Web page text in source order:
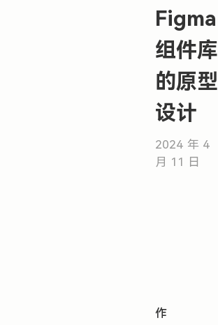
Figma
组件库
的原型
设计
2024 年 4
月 11 日
作